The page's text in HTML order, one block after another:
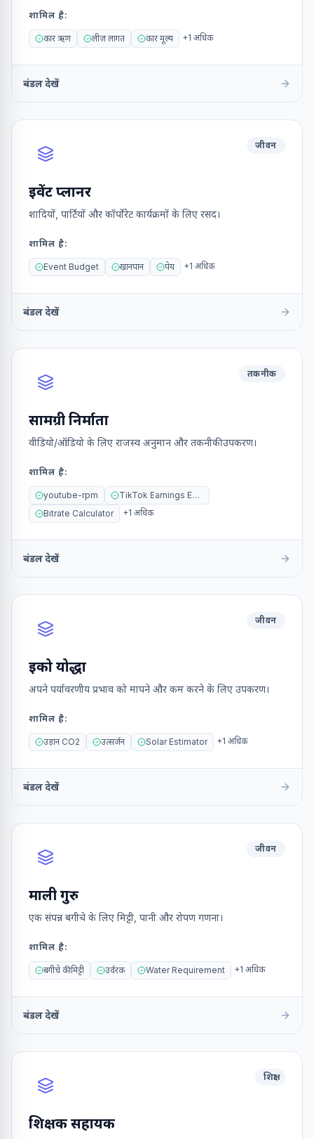
शामिल है:
कार ऋण लीज़ लागत कार मूल्य +1 अधिक
बंडल देखें
जीवन
इवेंट प्लानर
शादियों, पार्टियों और कॉर्पोरेट कार्यक्रमों के लिए रसद।
शामिल है:
Event Budget खानपान पेय +1 अधिक
बंडल देखें
तकनीक
सामग्री निर्माता
वीडियो/ऑडियो के लिए राजस्व अनुमान और तकनीकी उपकरण।
शामिल है:
youtube-rpm
TikTok Earnings Estimator
Bitrate Calculator
+1 अधिक
बंडल देखें
जीवन
इको योद्धा
अपने पर्यावरणीय प्रभाव को मापने और कम करने के लिए उपकरण।
शामिल है:
उड़ान CO2 उत्सर्जन Solar Estimator +1 अधिक
बंडल देखें
जीवन
माली गुरु
एक संपन्न बगीचे के लिए मिट्टी, पानी और रोपण गणना।
शामिल है:
बगीचे की मिट्टी उर्वरक Water Requirement +1 अधिक
बंडल देखें
शिक्षा
शिक्षक सहायक